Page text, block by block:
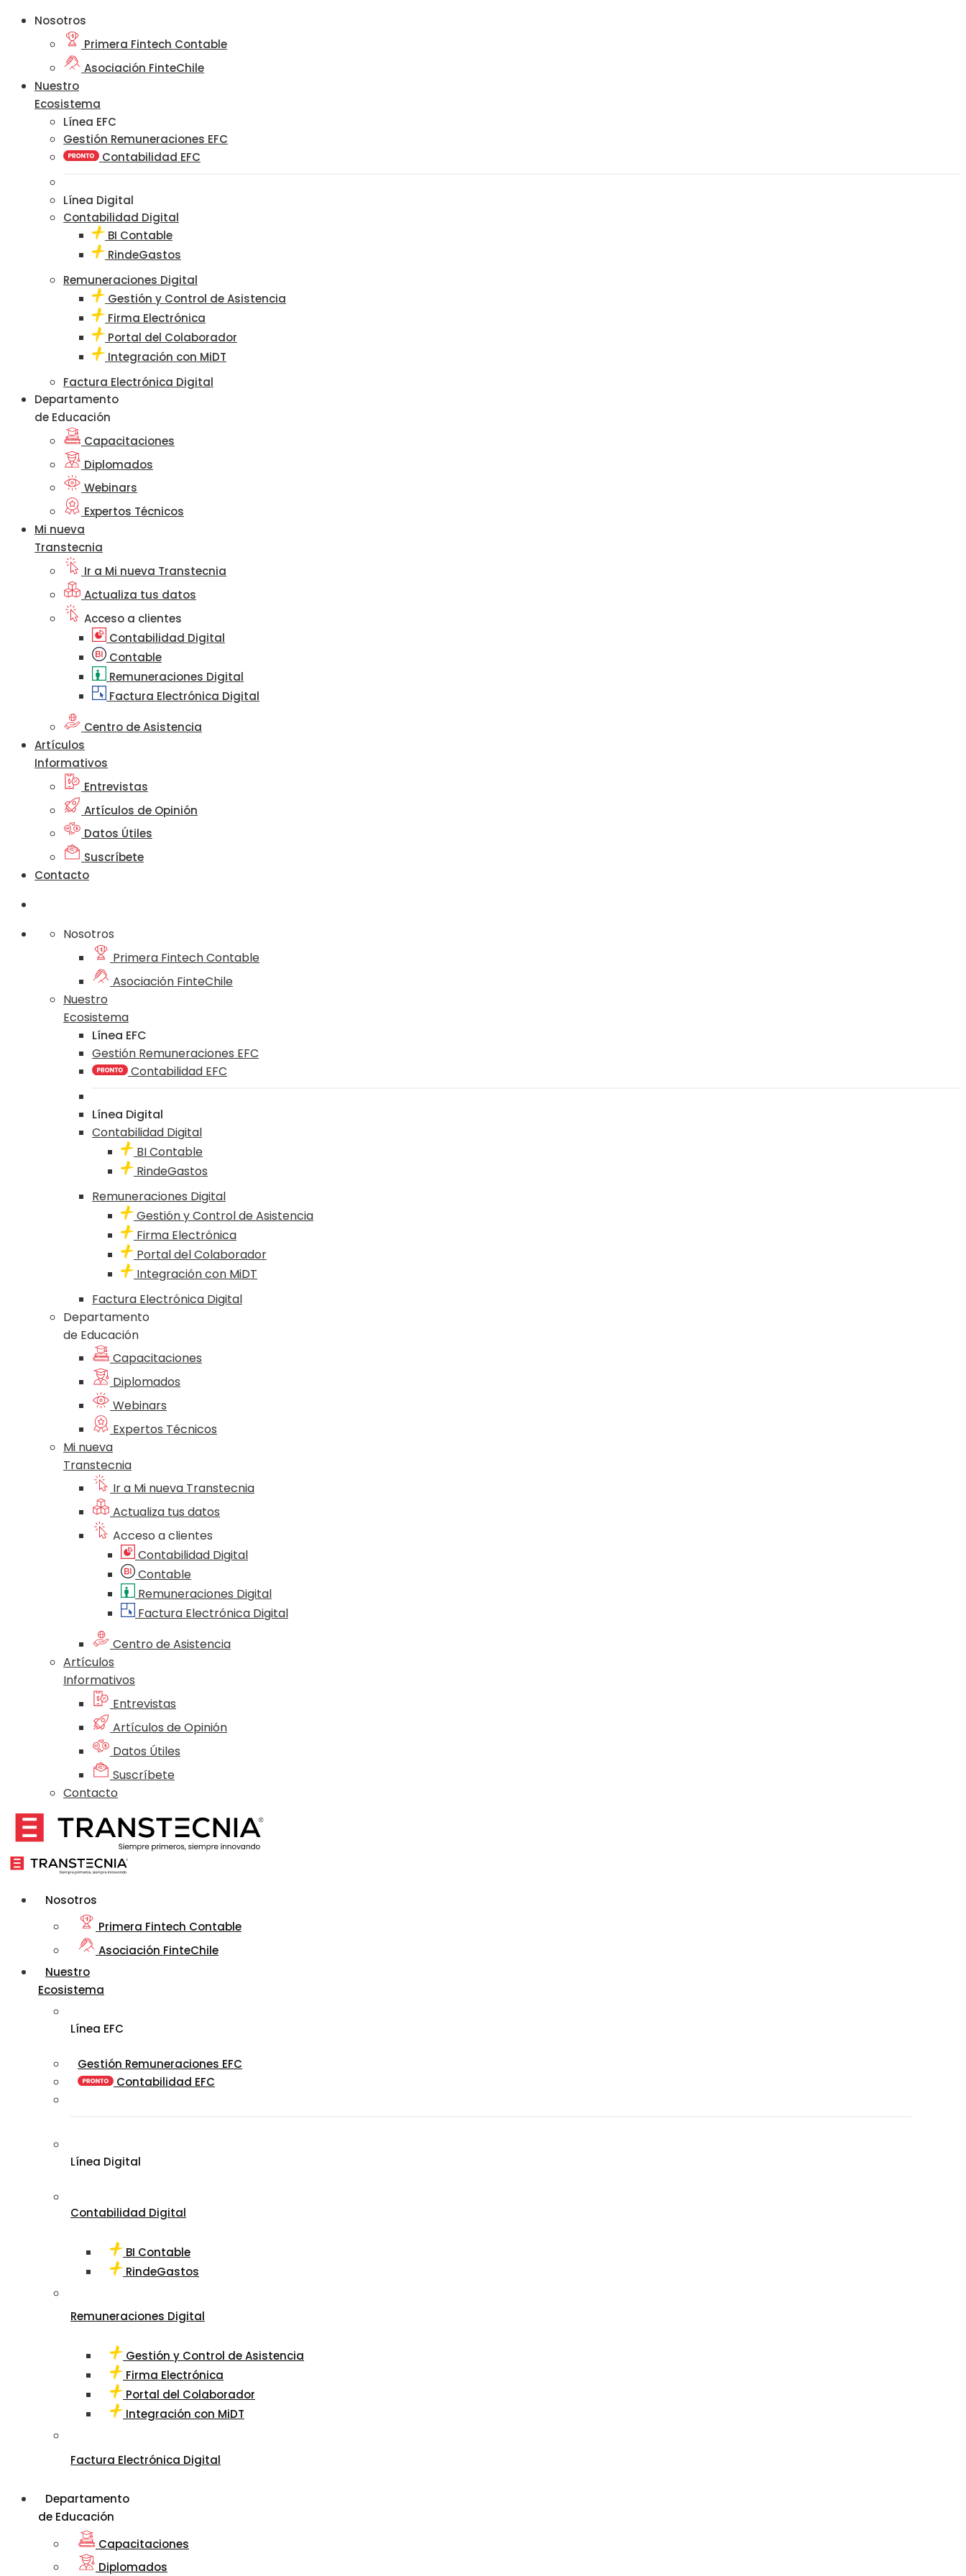
Nosotros
Primera Fintech Contable
Asociación FinteChile
Nuestro
Ecosistema
Línea EFC
Gestión Remuneraciones EFC
Contabilidad EFC
Línea Digital
Contabilidad Digital
BI Contable
RindeGastos
Remuneraciones Digital
Gestión y Control de Asistencia
Firma Electrónica
Portal del Colaborador
Integración con MiDT
Factura Electrónica Digital
Departamento
de Educación
Capacitaciones
Diplomados
Webinars
Expertos Técnicos
Mi nueva
Transtecnia
Ir a Mi nueva Transtecnia
Actualiza tus datos
Acceso a clientes
Contabilidad Digital
Contable
Remuneraciones Digital
Factura Electrónica Digital
Centro de Asistencia
Artículos
Informativos
Entrevistas
Artículos de Opinión
Datos Útiles
Suscríbete
Contacto
Nosotros
Primera Fintech Contable
Asociación FinteChile
Nuestro
Ecosistema
Línea EFC
Gestión Remuneraciones EFC
Contabilidad EFC
Línea Digital
Contabilidad Digital
BI Contable
RindeGastos
Remuneraciones Digital
Gestión y Control de Asistencia
Firma Electrónica
Portal del Colaborador
Integración con MiDT
Factura Electrónica Digital
Departamento
de Educación
Capacitaciones
Diplomados
Webinars
Expertos Técnicos
Mi nueva
Transtecnia
Ir a Mi nueva Transtecnia
Actualiza tus datos
Acceso a clientes
Contabilidad Digital
Contable
Remuneraciones Digital
Factura Electrónica Digital
Centro de Asistencia
Artículos
Informativos
Entrevistas
Artículos de Opinión
Datos Útiles
Suscríbete
Contacto
Nosotros
Primera Fintech Contable
Asociación FinteChile
Nuestro
Ecosistema
Línea EFC
Gestión Remuneraciones EFC
Contabilidad EFC
Línea Digital
Contabilidad Digital
BI Contable
RindeGastos
Remuneraciones Digital
Gestión y Control de Asistencia
Firma Electrónica
Portal del Colaborador
Integración con MiDT
Factura Electrónica Digital
Departamento
de Educación
Capacitaciones
Diplomados